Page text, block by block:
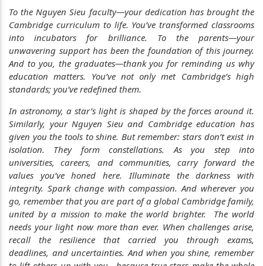
To the Nguyen Sieu faculty—your dedication has brought the
Cambridge curriculum to life. You’ve transformed classrooms
into incubators for brilliance. To the parents—your
unwavering support has been the foundation of this journey.
And to you, the graduates—thank you for reminding us why
education matters. You’ve not only met Cambridge’s high
standards; you’ve redefined them.
In astronomy, a star’s light is shaped by the forces around it.
Similarly, your Nguyen Sieu and Cambridge education has
given you the tools to shine. But remember: stars don’t exist in
isolation. They form constellations. As you step into
universities, careers, and communities, carry forward the
values you’ve honed here. Illuminate the darkness with
integrity. Spark change with compassion. And wherever you
go, remember that you are part of a global Cambridge family,
united by a mission to make the world brighter. The world
needs your light now more than ever. When challenges arise,
recall the resilience that carried you through exams,
deadlines, and uncertainties. And when you shine, remember